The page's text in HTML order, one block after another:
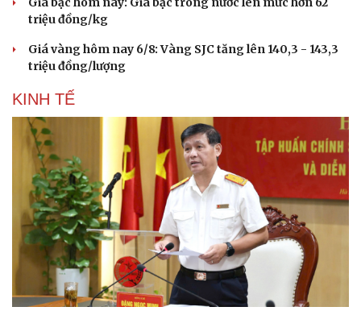
Du lịch
Tư vấn
Săn Tour
Podcast
Câu chuyện thời sự
Đọc truyện đêm khuya
triệu đồng/kg
Giá vàng hôm nay 6/8: Vàng SJC tăng lên 140,3 - 143,3
triệu đồng/lượng
KINH TẾ